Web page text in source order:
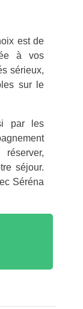
est de
à vos
sérieux,
sur le
par les
séjour.
Séréna